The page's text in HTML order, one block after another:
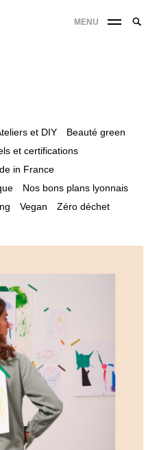
MENU
et DIY
Beauté green
et certifications
in France
Nos bons plans lyonnais
Vegan Zéro déchet